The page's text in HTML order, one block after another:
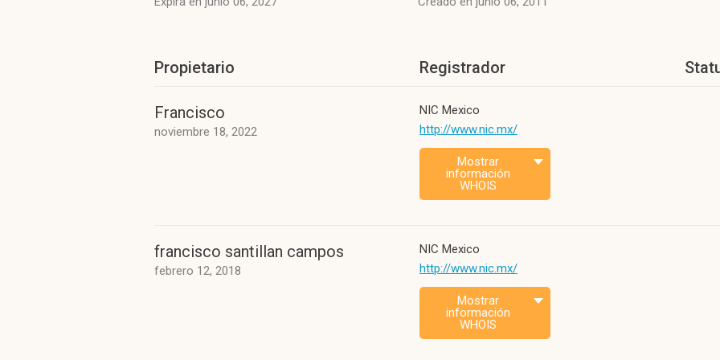
Propietario Registrador
Francisco
noviembre 18, 2022
NIC Mexico
http://www.nic.mx/
Mostrar
información
WHOIS
francisco santillan campos
febrero 12, 2018
NIC Mexico
http://www.nic.mx/
Mostrar
información
WHOIS